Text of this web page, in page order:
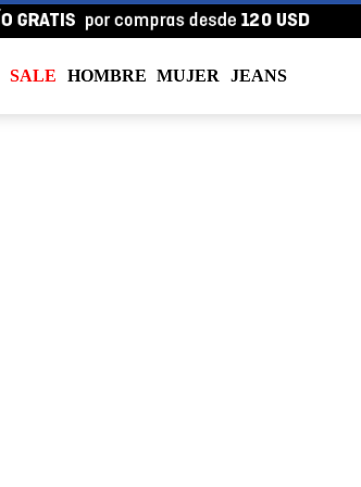
SALE HOMBRE MUJER JEANS